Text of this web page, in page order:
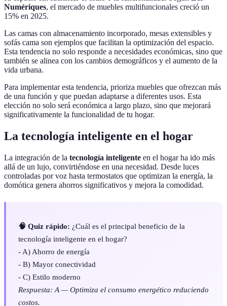
Numériques, el mercado de muebles multifuncionales creció un
15% en 2025.
Las camas con almacenamiento incorporado, mesas extensibles y
sofás cama son ejemplos que facilitan la optimización del espacio.
Esta tendencia no solo responde a necesidades económicas, sino que
también se alinea con los cambios demográficos y el aumento de la
vida urbana.
Para implementar esta tendencia, prioriza muebles que ofrezcan más
de una función y que puedan adaptarse a diferentes usos. Esta
elección no solo será económica a largo plazo, sino que mejorará
significativamente la funcionalidad de tu hogar.
La tecnología inteligente en el hogar
La integración de la tecnología inteligente en el hogar ha ido más
allá de un lujo, convirtiéndose en una necesidad. Desde luces
controladas por voz hasta termostatos que optimizan la energía, la
domótica genera ahorros significativos y mejora la comodidad.
🧠 Quiz rápido: ¿Cuál es el principal beneficio de la
tecnología inteligente en el hogar?
- A) Ahorro de energía
- B) Mayor conectividad
- C) Estilo moderno
Respuesta: A — Optimiza el consumo energético reduciendo
costos.